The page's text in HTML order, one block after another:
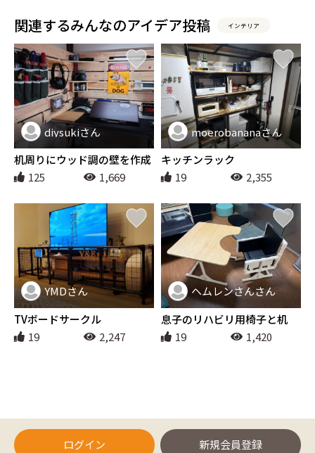
関連するみんなのアイデア投稿 インテリア
インテリア
diysukiさん
机周りにウッド調の壁を作成
125
1,669
インテリア
moerobananaさん
キッチンラック
19
2,355
インテリア
YMDさん
TVボードサークル
19
2,247
インテリア
ヘムレンさんさん
息子のリハビリ用椅子と机
19
1,420
ログイン 新規会員登録